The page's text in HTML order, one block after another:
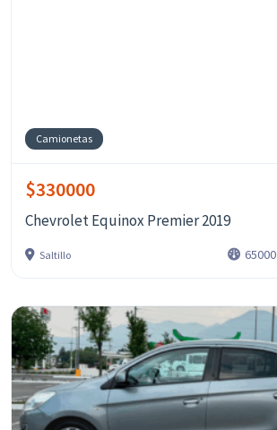
Camionetas
$330000
Chevrolet Equinox Premier 2019
Saltillo 65000